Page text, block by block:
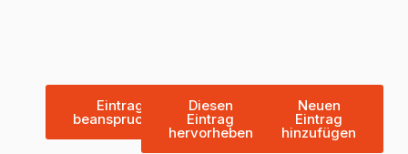
Eintrag
beanspruchen
Diesen
Eintrag
hervorheben
Neuen
Eintrag
hinzufügen